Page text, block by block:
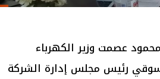
عصمت وزير الكهرباء
رئيس مجلس إدارة الشركة